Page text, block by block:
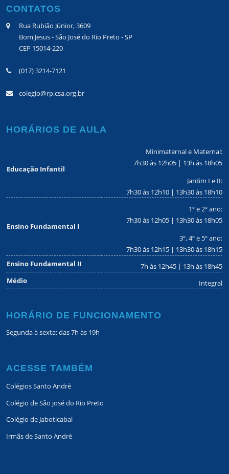
CONTATOS
Rua Rubião Júnior, 3609
Bom Jesus - São José do Rio Preto - SP
CEP 15014-220
(017) 3214-7121
colegio@rp.csa.org.br
HORÁRIOS DE AULA
Educação Infantil
Minimaternal e Maternal:
7h30 às 12h05 | 13h às 18h05
Jardim I e II:
7h30 às 12h10 | 13h30 às 18h10
Ensino Fundamental I
1º e 2º ano:
7h30 às 12h05 | 13h30 às 18h05
3º, 4º e 5º ano:
7h30 às 12h15 | 13h30 às 18h15
Ensino Fundamental II
7h às 12h45 | 13h às 18h45
Médio
Integral
HORÁRIO DE FUNCIONAMENTO
Segunda à sexta: das 7h às 19h
ACESSE TAMBÉM
Colégios Santo André
Colégio de São josé do Rio Preto
Colégio de Jaboticabal
Irmãs de Santo André